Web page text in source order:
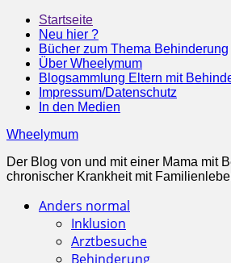
Startseite
Neu hier ?
Bücher zum Thema Behinderung
Über Wheelymum
Blogsammlung Eltern mit
Impressum/Datenschutz
In den Medien
Wheelymum
Der Blog von und mit einer Mama mit
chronischer Krankheit mit
Anders normal
Inklusion
Arztbesuche
Behinderung